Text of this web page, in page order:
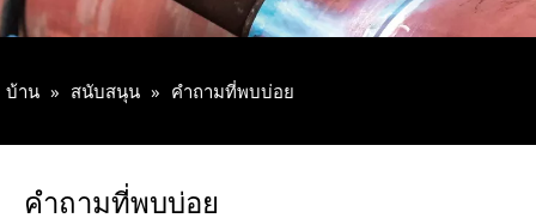
บ้าน » สนับสนุน » คำถามที่พบบ่อย
คำถามที่พบบ่อย